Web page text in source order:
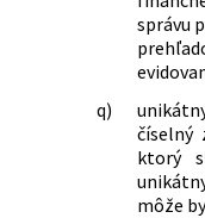
správu
q)
číselný
ktorý
môže